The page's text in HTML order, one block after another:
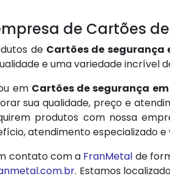
de Cartões
de Cartões de segurança
e uma variedade incrível
em Cartões de segurança
sua qualidade, preço e
produtos com nossa
atendimento especializado
contato com a FranMetal de
. Estamos